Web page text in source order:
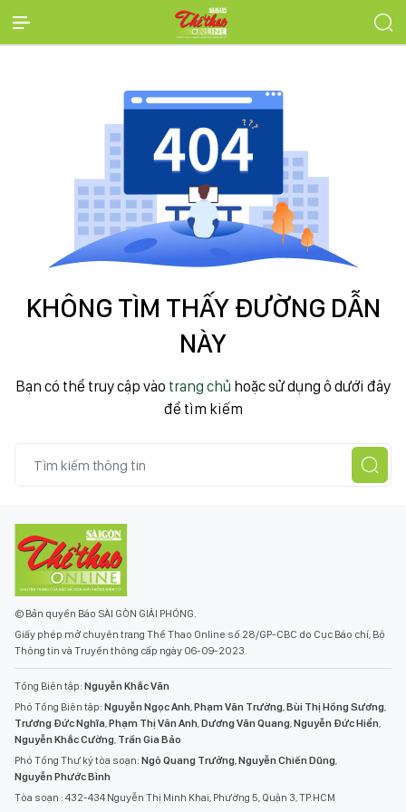
KHÔNG TÌM THẤY ĐƯỜNG DẪN
NÀY
Bạn có thể truy cập vào trang chủ hoặc sử dụng ô dưới đây
để tìm kiếm
© Bản quyền Báo SÀI GÒN GIẢI PHÓNG.
Giấy phép mở chuyên trang Thể Thao Online số 28/GP-CBC do Cục Báo chí, Bộ
Thông tin và Truyền thông cấp ngày 06-09-2023.
Tổng Biên tập: Nguyễn Khắc Văn
Phó Tổng Biên tập: Nguyễn Ngọc Anh,Phạm Văn Trường,Bùi Thị Hồng Sương,
Trương Đức Nghĩa,Phạm Thị Vân Anh,Dương Văn Quang,Nguyễn Đức Hiển,
Nguyễn Khắc Cường, Trần Gia Bảo
Phó Tổng Thư ký tòa soạn: Ngô Quang Trưởng,Nguyễn Chiến Dũng,
Nguyễn Phước Bình
Tòa soạn : 432-434 Nguyễn Thị Minh Khai, Phường 5, Quận 3, TP.HCM